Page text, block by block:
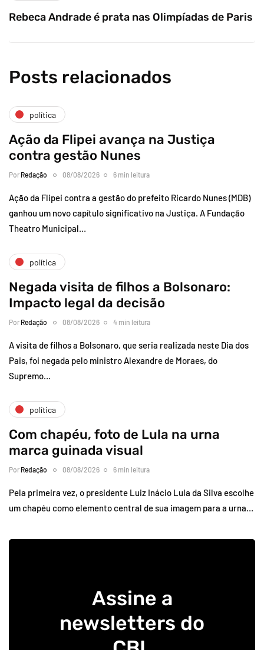
Rebeca Andrade é prata nas Olimpíadas de Paris
Posts relacionados
política
Ação da Flipei avança na Justiça
contra gestão Nunes
Por Redação 08/08/2026 6 min leitura
Ação da Flipei contra a gestão do prefeito Ricardo Nunes (MDB)
ganhou um novo capítulo significativo na Justiça. A Fundação
Theatro Municipal…
política
Negada visita de filhos a Bolsonaro:
Impacto legal da decisão
Por Redação 08/08/2026 4 min leitura
A visita de filhos a Bolsonaro, que seria realizada neste Dia dos
Pais, foi negada pelo ministro Alexandre de Moraes, do
Supremo…
política
Com chapéu, foto de Lula na urna
marca guinada visual
Por Redação 08/08/2026 6 min leitura
Pela primeira vez, o presidente Luiz Inácio Lula da Silva escolhe
um chapéu como elemento central de sua imagem para a urna…
Assine a
newsletters do